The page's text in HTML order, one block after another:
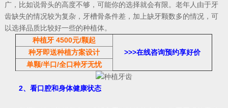
广，比如说骨头的高度不够，可能你的选择就会有限。老年人由于牙
齿缺失的情况较为复杂，牙槽骨条件差，加上缺牙颗数多的情况，可
以选择品质比较好一些的种植体。
种植牙 4500元/颗起
>>>在线咨询预约享好价
种牙即送种植方案设计
单颗/半口/全口种牙无忧
2、看口腔和身体健康状态